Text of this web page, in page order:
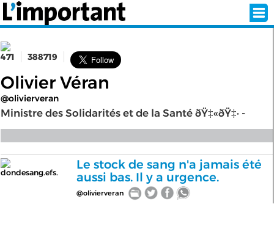
SÉLECTION DE L'ÉTÉ
SUR L'ÉCRAN D'ACCUEIL
ABONNEZ-VOUS À LA NEWSLETTER!
471 388719
Olivier Véran
@olivierveran
Ministre des Solidarités et de la Santé ðŸ‡«ðŸ‡· -
dondesang.efs.
Le stock de sang n'a jamais été
aussi bas. Il y a urgence.
@olivierveran